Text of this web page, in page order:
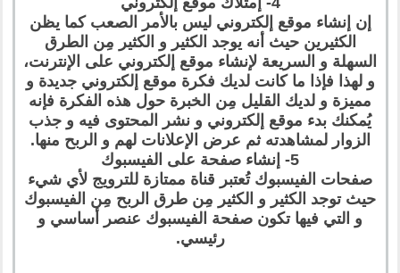
إن إنشاء موقع إلكتروني ليس بالأمر الصعب كما يظن
الكثيرين حيث أنه يوجد الكثير و الكثير مِن الطرق
السهلة و السريعة لإنشاء موقع إلكتروني على الإنترنت،
و لهذا فإذا ما كانت لديك فكرة موقع إلكتروني جديدة و
مميزة و لديك القليل مِن الخبرة حول هذه الفكرة فإنه
يُمكنك بدء موقع إلكتروني و نشر المحتوى فيه و جذب
الزوار لمشاهدته ثم عرض الإعلانات لهم و الربح منها.
5- إنشاء صفحة على الفيسبوك
صفحات الفيسبوك تُعتبر قناة ممتازة للترويج لأي شيء
حيث توجد الكثير و الكثير مِن طرق الربح مِن الفيسبوك
و التي فيها تكون صفحة الفيسبوك عنصر أساسي و
رئيسي.